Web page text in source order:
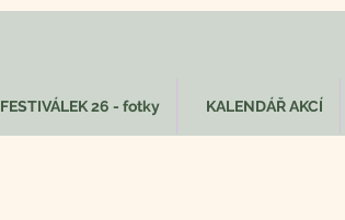
FESTIVÁLEK 26 - fotky KALENDÁŘ AKCÍ